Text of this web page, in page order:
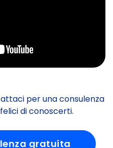
per una consulenza
di conoscerti.
gratuita